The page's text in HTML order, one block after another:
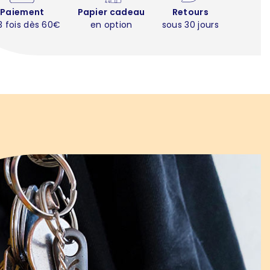
Paiement
fois dès 60€
Papier cadeau
en option
Retours
sous 30 jours